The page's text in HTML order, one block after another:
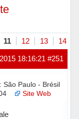
11 12 13 14
#251
18:16:21
São Paulo - Brésil
Site Web